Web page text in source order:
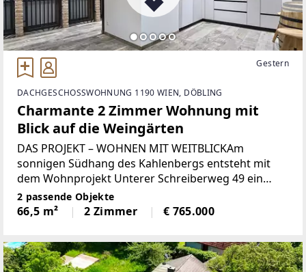
Gestern
DACHGESCHOSSWOHNUNG 1190 WIEN, DÖBLING
Charmante 2 Zimmer Wohnung mit
Blick auf die Weingärten
DAS PROJEKT – WOHNEN MIT WEITBLICKAm
sonnigen Südhang des Kahlenbergs entsteht mit
dem Wohnprojekt Unterer Schreiberweg 49 ein
außergewöhnliches Refugium für all jene, die
urbanes Leben mit Ruhe, Natur und stilvollem
2 passende Objekte
66,5 m² 2 Zimmer € 765.000